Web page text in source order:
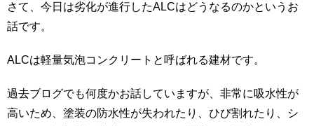
さて、今日は劣化が進行したALCはどうなるのかというお
話です。
ALCは軽量気泡コンクリートと呼ばれる建材です。
過去ブログでも何度かお話していますが、非常に吸水性が
高いため、塗装の防水性が失われたり、ひび割れたり、シ